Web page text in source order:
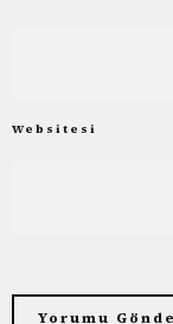
Websitesi